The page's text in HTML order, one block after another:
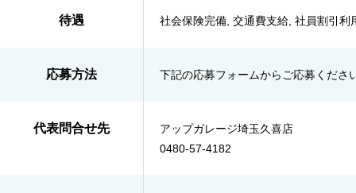
待遇 社会保険完備, 交通費支給, 社員割引
応募方法 下記の応募フォームからご応募くださ
代表問合せ先
アップガレージ埼玉久喜店
0480-57-4182